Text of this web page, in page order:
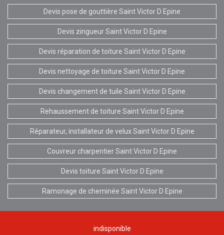
Devis pose de gouttière Saint Victor D Epine
Devis zingueur Saint Victor D Epine
Devis réparation de toiture Saint Victor D Epine
Devis nettoyage de toiture Saint Victor D Epine
Devis changement de tuile Saint Victor D Epine
Rehaussement de toiture Saint Victor D Epine
Réparateur, installateur de velux Saint Victor D Epine
Couvreur charpentier Saint Victor D Epine
Devis toiture Saint Victor D Epine
Ramonage de cheminée Saint Victor D Epine
indisponible